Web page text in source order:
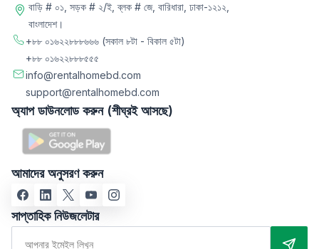
বাড়ি # ০১, সড়ক # ২/ই, ব্লক # জে, বারিধারা, ঢাকা-১২১২,
বাংলাদেশ।
+৮৮ ০১৬২২৮৮৮৬৬৬ (সকাল ৮টা - বিকাল ৫টা)
+৮৮ ০১৬২২৮৮৮৫৫৫
info@rentalhomebd.com
support@rentalhomebd.com
অ্যাপ ডাউনলোড করুন (শীঘ্রই আসছে)
আমাদের অনুসরণ করুন
সাপ্তাহিক নিউজলেটার